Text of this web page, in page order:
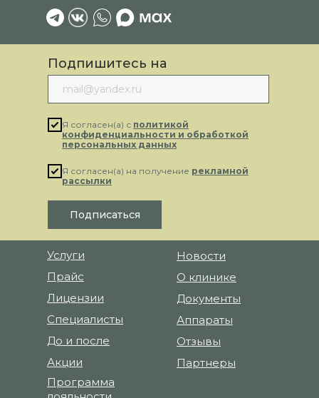
Услуги
Прайс
Лицензии
Специалисты
О клинике
Новости
Документы
Аппараты
Отзывы
Программа
Партнеры
До и после
Акции
Подпишитесь на
рассылку
Я согласен(а) с политикой
конфиденциальности и обработкой
персональных данных
Я согласен(а) на получение рекламной
рассылки
Подписаться